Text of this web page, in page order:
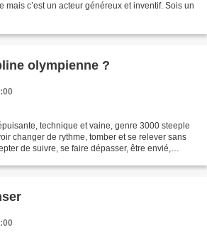
mais c’est un acteur généreux et inventif. Sois un
olympienne ?
technique et vaine, genre 3000 steeple
changer de rythme, tomber et se relever sans
de suivre, se faire dépasser, être envié,